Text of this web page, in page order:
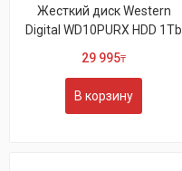
Жесткий диск Western
Digital WD10PURX HDD 1Tb
29 995₸
В корзину